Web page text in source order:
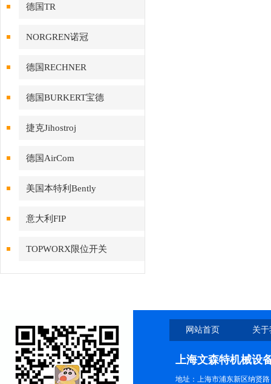
德国TR
NORGREN诺冠
德国RECHNER
德国BURKERT宝德
捷克Jihostroj
德国AirCom
美国本特利Bently
意大利FIP
TOPWORX限位开关
网站首页 关
上海文森特机械设
地址：上海市浦东新区纳贤路